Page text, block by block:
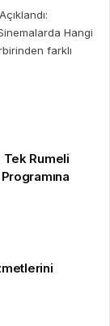
Hangi
farklı
Tek Rumeli